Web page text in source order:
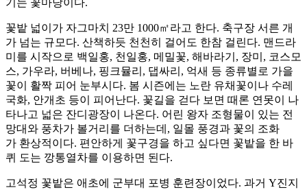
기는 꽃마당이다.
꽃밭 넓이가 자그마치 23만 1000㎡라고 한다. 축구장 서른 개
가 넘는 규모다. 산책하듯 천천히 걸어도 한참 걸린다. 맨드라
미를 시작으로 백일홍, 천일홍, 메밀꽃, 해바라기, 장미, 코스모
스, 가우라, 버베나, 핑크뮬리, 댑싸리, 억새 등 종류별로 가을
꽃이 활짝 피어 눈부시다. 봄 시즌에는 노란 유채꽃이나 수레
국화, 안개초 등이 피어난다. 꽃길을 걷다 보면 때론 연못이 나
타나고 넓은 잔디광장이 나온다. 어린 왕자 조형물이 있는 전
망대와 풍차가 볼거리를 더하는데, 일몰 풍경과 꽃의 조화
가 환상적이다. 편안하게 꽃구경을 하고 싶다면 꽃밭을 한 바
퀴 도는 깡통열차를 이용하면 된다.
고석정 꽃밭은 애초에 군부대 포병 훈련장이었다. 과거 Y진지